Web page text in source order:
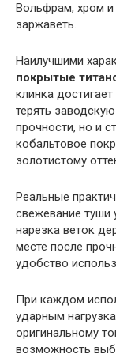
Вольфрам, хром
заржаветь.
Наилучшими
покрытые
клинка
терять
прочности, но и
кобальтовое
золотистому
Реальные
свежевание туши
нарезка веток
месте после
удобство
При каждом
ударным
оригинальному
возможность